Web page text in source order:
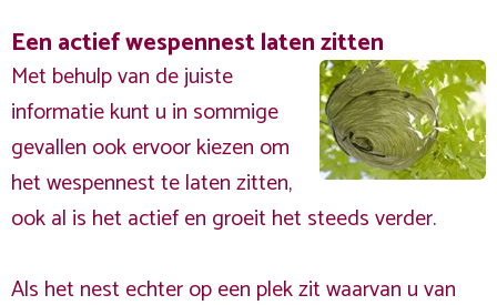
Een actief wespennest laten zitten
Met behulp van de juiste
informatie kunt u in sommige
gevallen ook ervoor kiezen om
het wespennest te laten zitten,
ook al is het actief en groeit het steeds verder.
Als het nest echter op een plek zit waarvan u van